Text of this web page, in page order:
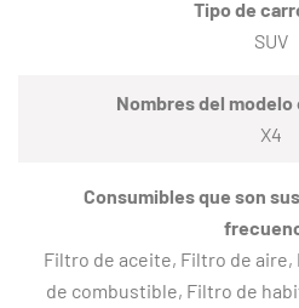
Tipo de
SUV
Nombres del
X4
Consumibles que son
Filtro de aceite, Filtro de
de combustible, Filtro de